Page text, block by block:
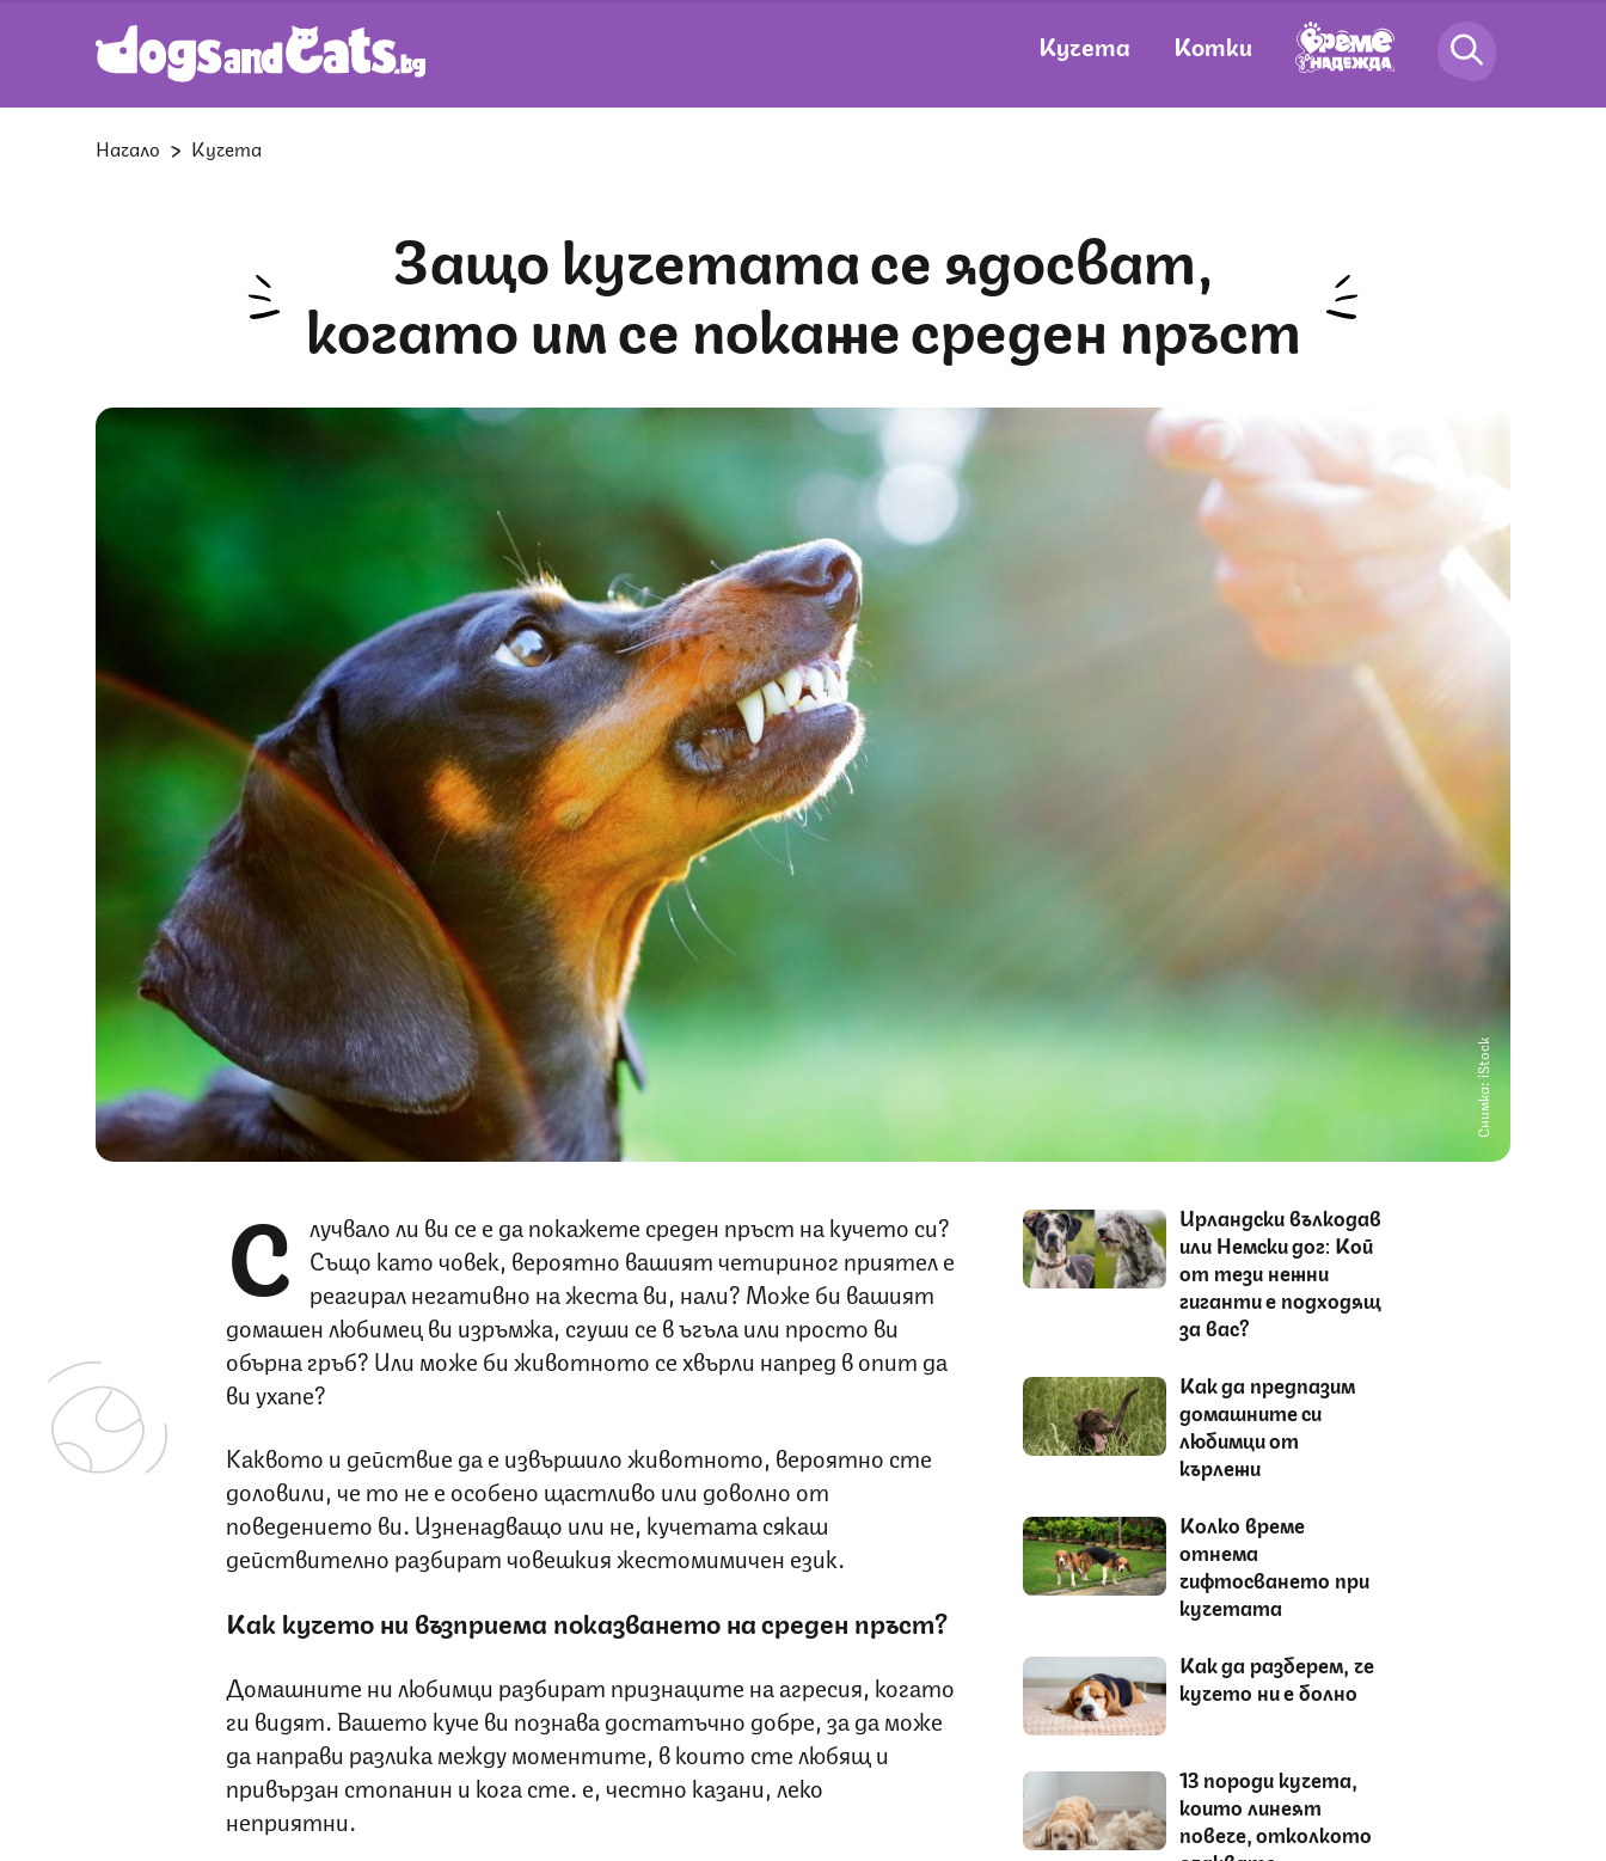
Кучета Котки
Начало Кучета
Защо кучетата се ядосват,
когато им се покаже среден пръст
Снимка: iStock
С лучвало ли ви се е да покажете среден пръст на кучето си?
Също като човек, вероятно вашият четириног приятел е
реагирал негативно на жеста ви, нали? Може би вашият
домашен любимец ви изръмжа, сгуши се в ъгъла или просто ви
обърна гръб? Или може би животното се хвърли напред в опит да
ви ухапе?
Каквото и действие да е извършило животното, вероятно сте
доловили, че то не е особено щастливо или доволно от
поведението ви. Изненадващо или не, кучетата сякаш
действително разбират човешкия жестомимичен език.
Как кучето ни възприема показването на среден пръст?
Домашните ни любимци разбират признаците на агресия, когато
ги видят. Вашето куче ви познава достатъчно добре, за да може
да направи разлика между моментите, в които сте любящ и
привързан стопанин и кога сте… е, честно казани, леко
неприятни.
Ирландски вълкодав
или Немски дог: Кой
от тези нежни
гиганти е подходящ
за вас?
Как да предпазим
домашните си
любимци от
кърлежи
Колко време
отнема
чифтосването при
кучетата
Как да разберем, че
кучето ни е болно
13 породи кучета,
които линеят
повече, отколкото